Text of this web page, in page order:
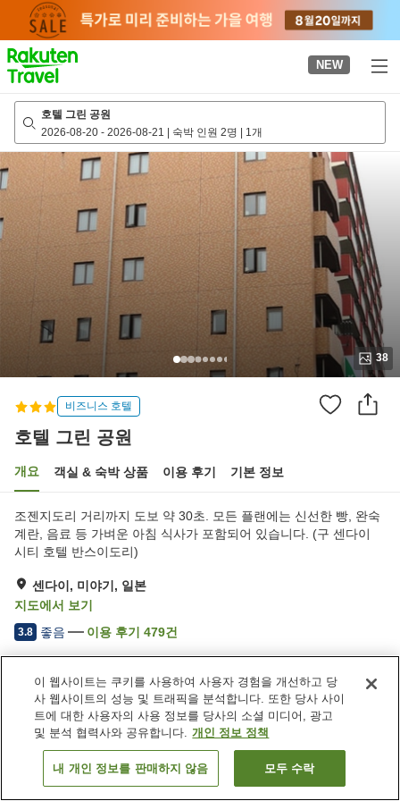
page
NEW
호텔 그린 공원
2026-08-20 - 2026-08-21 | 숙박 인원 2명 | 1개
38
비즈니스 호텔
호텔 그린 공원
개요 객실 & 숙박 상품 이용 후기 기본 정보
조젠지도리 거리까지 도보 약 30초. 모든 플랜에는 신선한 빵, 완숙
계란, 음료 등 가벼운 아침 식사가 포함되어 있습니다. (구 센다이
시티 호텔 반스이도리)
센다이, 미야기, 일본
지도에서 보기
3.8 좋음 이용 후기 479건
숙소 편의 시설/서비스
주차장
스파 / 미용실
자동판매기
세탁 (유료)
일본 미야기 센다이 호텔 그린 공원
객실 보기
이 웹사이트는 쿠키를 사용하여 사용자 경험을 개선하고 당
사 웹사이트의 성능 및 트래픽을 분석합니다. 또한 당사 사이
트에 대한 사용자의 사용 정보를 당사의 소셜 미디어, 광고
및 분석 협력사와 공유합니다. 개인 정보 정책
내 개인 정보를 판매하지 않음 모두 수락